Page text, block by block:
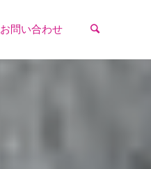
お問い合わせ